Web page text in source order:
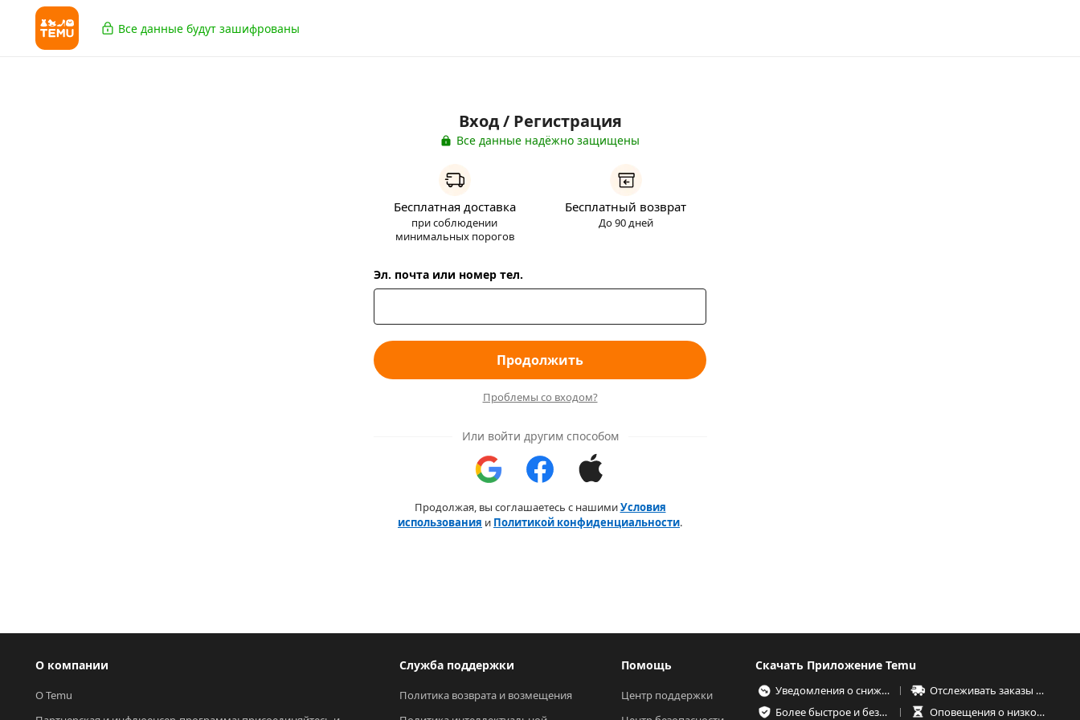
Все данные будут зашифрованы
Вход / Регистрация
Все данные надёжно защищены
Бесплатная доставка
при соблюдении
минимальных порогов
Бесплатный возврат
До 90 дней
Эл. почта или номер тел.
Продолжить
Проблемы со входом?
Или войти другим способом
Продолжая, вы соглашаетесь с нашимиУсловия
использования и Политикой конфиденциальности.
О компании
О Temu
Служба поддержки
Политика возврата и возмещения
Помощь
Центр поддержки
Скачать Приложение Temu
Уведомления о снижении цен
Отслеживать заказы в любое время
Более быстрое и безопасное оформление заказа
Оповещения о низком запасе товаров